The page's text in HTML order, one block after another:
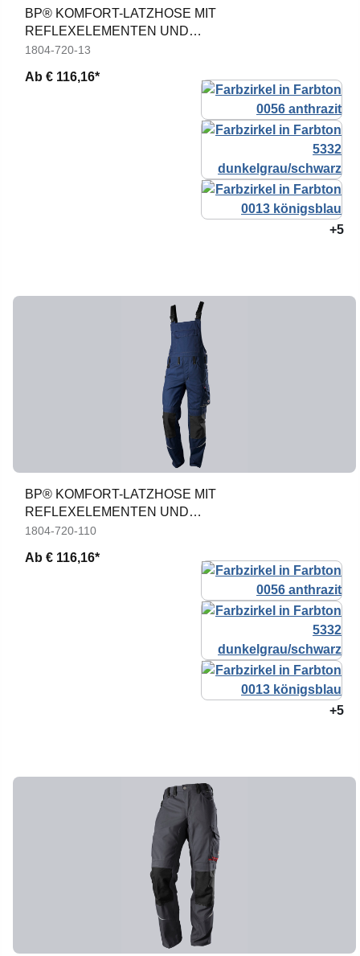
BP® KOMFORT-LATZHOSE MIT
REFLEXELEMENTEN UND
KNIEPOLSTERTASCHEN
1804-720-13
Ab € 116,16*
+5
BP® KOMFORT-LATZHOSE MIT
REFLEXELEMENTEN UND
KNIEPOLSTERTASCHEN
1804-720-110
Ab € 116,16*
+5